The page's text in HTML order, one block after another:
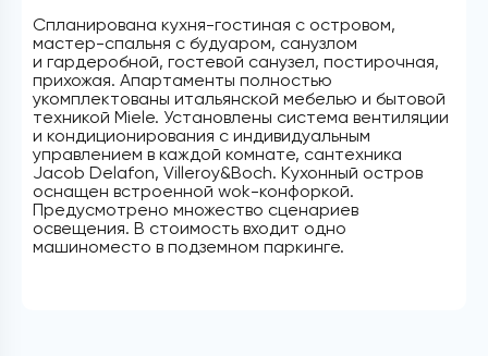
Спланирована кухня-гостиная с островом,
мастер-спальня с будуаром, санузлом
и гардеробной, гостевой санузел, постирочная,
прихожая. Апартаменты полностью
укомплектованы итальянской мебелью и бытовой
техникой Miele. Установлены система вентиляции
и кондиционирования с индивидуальным
управлением в каждой комнате, сантехника
Jacob Delafon, Villeroy&Boch. Кухонный остров
оснащен встроенной wok-конфоркой.
Предусмотрено множество сценариев
освещения. В стоимость входит одно
машиноместо в подземном паркинге.